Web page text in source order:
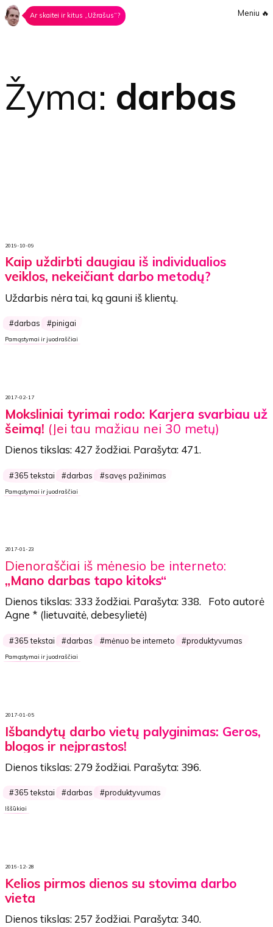
Ar skaitei ir kitus „Užrašus“? Meniu 🔥
Žyma: darbas
2019-10-09
Kaip uždirbti daugiau iš individualios
veiklos, nekeičiant darbo metodų?
Uždarbis nėra tai, ką gauni iš klientų.
darbas pinigai
Pamąstymai ir juodraščiai
2017-02-17
Moksliniai tyrimai rodo: Karjera svarbiau už
šeimą! (Jei tau mažiau nei 30 metų)
Dienos tikslas: 427 žodžiai. Parašyta: 471.
365 tekstai darbas savęs pažinimas
Pamąstymai ir juodraščiai
2017-01-23
Dienoraščiai iš mėnesio be interneto:
„Mano darbas tapo kitoks“
Dienos tikslas: 333 žodžiai. Parašyta: 338. Foto autorė
Agne * (lietuvaitė, debesylietė)
365 tekstai darbas mėnuo be interneto produktyvumas
Pamąstymai ir juodraščiai
2017-01-05
Išbandytų darbo vietų palyginimas: Geros,
blogos ir neįprastos!
Dienos tikslas:279 žodžiai. Parašyta: 396.
365 tekstai darbas produktyvumas
Iššūkiai
2016-12-28
Kelios pirmos dienos su stovima darbo
vieta
Dienos tikslas:257 žodžiai. Parašyta: 340.